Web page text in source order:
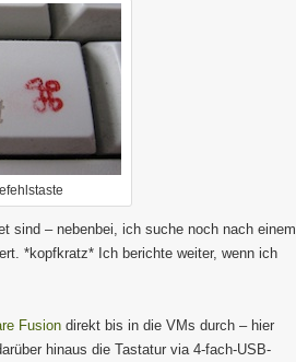
sind – nebenbei, ich suche noch nach einem
*kopfkratz* Ich berichte weiter, wenn ich
Fusion direkt bis in die VMs durch – hier
hinaus die Tastatur via 4-fach-USB-